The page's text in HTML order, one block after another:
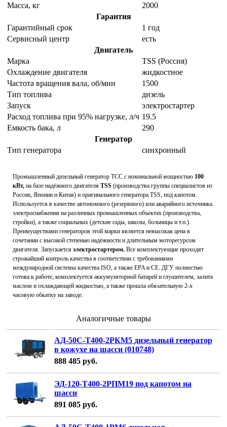
Масса, кг
2000
Гарантия
Гарантийный срок
1 год
Сервисный центр
есть
Двигатель
Марка
TSS (Россия)
Охлаждение двигателя
жидкостное
Частота вращения вала, об/мин
1500
Тип топлива
дизель
Запуск
электростартер
Расход топлива при 95% нагрузке, л/ч 19.5
Емкость бака, л
290
Генератор
Тип генератора
синхронный
Промышленный дизельный генератор ТСС с номинальной мощностью 100
кВт, на базе надёжного двигателя TSS (производства группы специалистов из
России, Японии и Китая) и оригинального генератора TSS, под капотом.
Используется в качестве автономного (резервного) или аварийного источника
электроснабжения на различных промышленных объектах (производства,
стройки), а также социальных (детские сады, школы, больницы и т.п.).
Преимуществами генераторов этой марки является невысокая цена в
сочетании с высокой степенью надёжности и длительным моторесурсом
двигателя. Запускается электростартером. Все комплектующие проходят
строжайший контроль качества в соответствии с требованиями
международной системы качества ISO, а также EPA и CE. ДГУ полностью
готова к работе, комплектуется аккумуляторной батарей и глушителем, залита
маслом и охлаждающей жидкостью, а также прошла обязательную 2-х
часовую обкатку на заводе.
Аналогичные товары
АД-50С-Т400-2РКМ5 дизельный генератор
в кожухе на шасси (010748)
888 485 руб.
ЭД-120-Т400-2РПМ19 под капотом на
шасси
891 085 руб.